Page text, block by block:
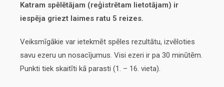
Katram spēlētājam (reģistrētam lietotājam) ir
iespēja griezt laimes ratu 5 reizes.
Veiksmīgākie var ietekmēt spēles rezultātu, izvēloties
savu ezeru un nosacījumus. Visi ezeri ir pa 30 minūtēm.
Punkti tiek skaitīti kā parasti (1. – 16. vieta).